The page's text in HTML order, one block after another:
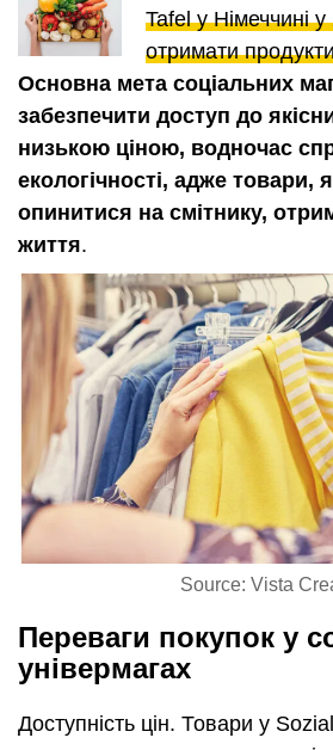
Tafel у Німеччині
отримати
Основна мета соціальних
забезпечити доступ до
низькою ціною, водночас
екологічності, адже товари,
опинитися на смітнику,
життя.
Source: Vista
Переваги покупок у
універмагах
Доступність цін. Товари у